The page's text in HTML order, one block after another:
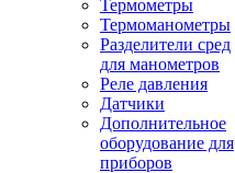
Термометры
Термоманометры
Разделители сред
для манометров
Реле давления
Датчики
Дополнительное
оборудование для
приборов